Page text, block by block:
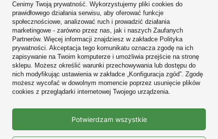
Konto
Regulaminy
Zobacz również
W sklepie prezentujemy ceny brutto (z VAT).
Cenimy Twoją prywatność. Wykorzystujemy pliki cookies do
prawidłowego działania serwisu, aby oferować funkcje
społecznościowe, analizować ruch i prowadzić działania
marketingowe - zarówno przez nas, jak i naszych Zaufanych
Partnerów. Więcej informacji znajdziesz w zakładce Polityka
prywatności. Akceptacja tego komunikatu oznacza zgodę na ich
zapisywanie na Twoim komputerze i umożliwia przejście na stronę
sklepu. Możesz określić warunki przechowywania lub dostępu do
nich modyfikując ustawienia w zakładce „Konfiguracja zgód”. Zgodę
możesz wycofać w dowolnym momencie poprzez usunięcie plików
cookies z przeglądarki internetowej Twojego urządzenia.
Potwierdzam wszystkie